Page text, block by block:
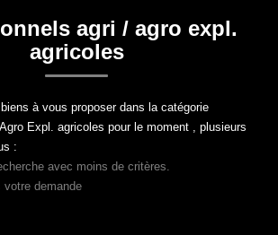
ESTIMATION
BIENS VENDUS
NOTRE AGENCE
Surface min
alerte
agri / agro expl.
agricoles
à vous proposer dans la catégorie
Expl. agricoles pour le moment , plusieurs
:
avec moins de critères.
votre demande